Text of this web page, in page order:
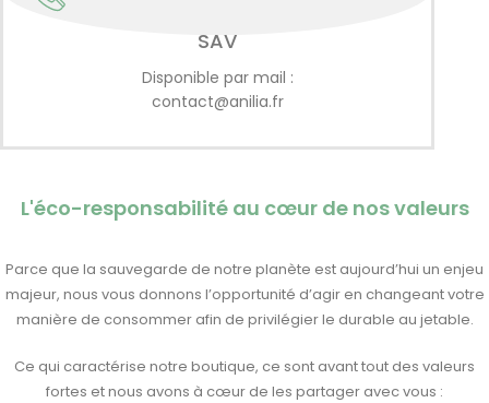
SAV
Disponible par mail :
contact@anilia.fr
L'éco-responsabilité au cœur de nos valeurs
Parce que la sauvegarde de notre planète est aujourd’hui un enjeu
majeur, nous vous donnons l’opportunité d’agir en changeant votre
manière de consommer afin de privilégier le durable au jetable.
Ce qui caractérise notre boutique, ce sont avant tout des valeurs
fortes et nous avons à cœur de les partager avec vous :